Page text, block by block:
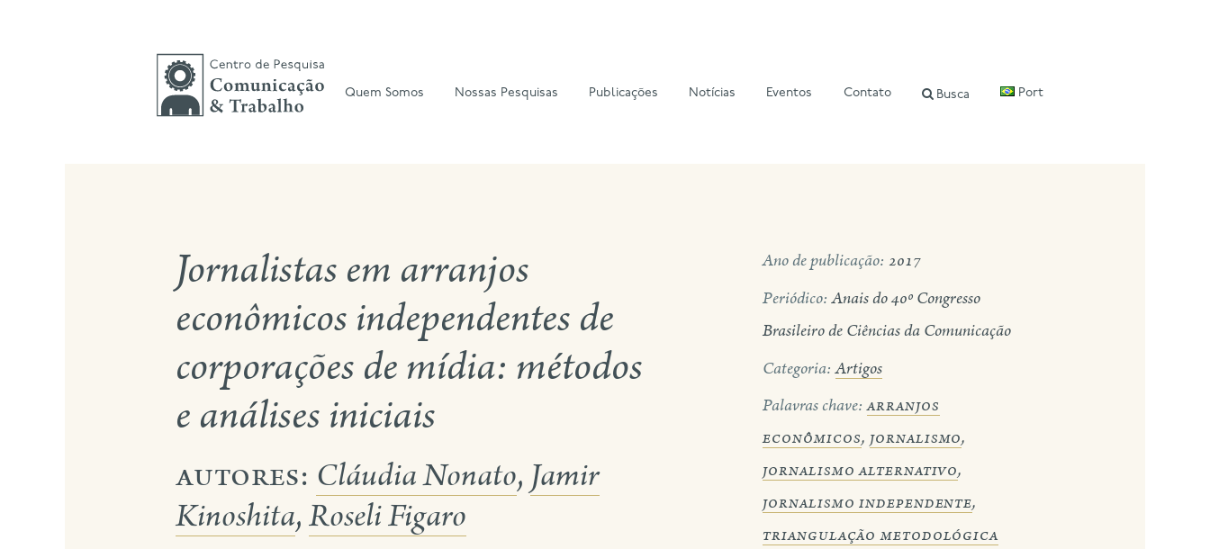
Quem Somos Nossas Pesquisas Publicações Notícias Eventos Contato Busca Port
Jornalistas em arranjos
econômicos independentes de
corporações de mídia: métodos
e análises iniciais
autores: Cláudia Nonato, Jamir
Kinoshita,Roseli Figaro
Ano de publicação: 2017
Periódico:Anais do 40º Congresso
Brasileiro de Ciências da Comunicação
Categoria: Artigos
Palavras chave: arranjos
econômicos,jornalismo,
jornalismo alternativo,
jornalismo independente,
triangulação metodológica